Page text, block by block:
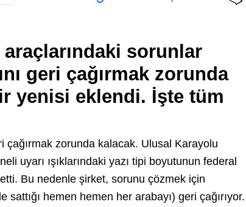
sorunlar
geri çağırmak zorunda
yenisi eklendi. İşte tüm
çağırmak zorunda kalacak. Ulusal Karayolu
uyarı ışıklarındaki yazı tipi boyutunun federal
Bu nedenle şirket, sorunu çözmek için
sattığı hemen hemen her arabayı) geri çağırıyor.